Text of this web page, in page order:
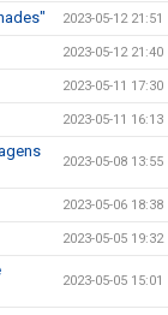
2023-05-12 21:51
2023-05-12 21:40
2023-05-11 17:30
2023-05-11 16:13
2023-05-08 13:55
2023-05-06 18:38
2023-05-05 19:32
2023-05-05 15:01